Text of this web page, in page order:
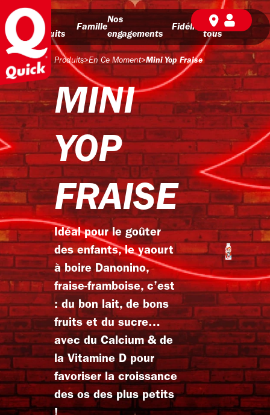
Nos
produits
Famille
Nos
engagements
Fidélité
BD pour
tous
Produits>En Ce Moment>Mini Yop Fraise
MINI
YOP
FRAISE
Idéal pour le goûter
des enfants, le yaourt
à boire Danonino,
fraise-framboise, c’est
: du bon lait, de bons
fruits et du sucre…
avec du Calcium & de
la Vitamine D pour
favoriser la croissance
des os des plus petits